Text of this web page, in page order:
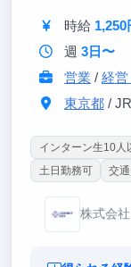
様なプロジ
後に即戦力
時給 1,250
週 3日〜
営業 / 経営
東京都/ JR中
インターン生10人
土日勤務可
交
株式会